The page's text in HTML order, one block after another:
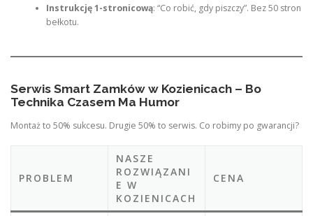
Instrukcję 1-stronicową: “Co robić, gdy piszczy”. Bez 50 stron
bełkotu.
Serwis Smart Zamków w Kozienicach – Bo
Technika Czasem Ma Humor
Montaż to 50% sukcesu. Drugie 50% to serwis. Co robimy po gwarancji?
PROBLEM
NASZE
ROZWIĄZANI
E W
KOZIENICACH
CENA